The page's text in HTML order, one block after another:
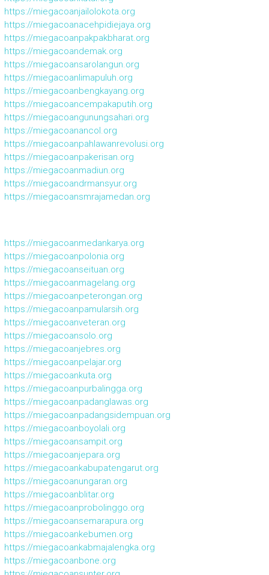
https://miegacoanjailolokota.org
https://miegacoanacehpidiejaya.org
https://miegacoanpakpakbharat.org
https://miegacoandemak.org
https://miegacoansarolangun.org
https://miegacoanlimapuluh.org
https://miegacoanbengkayang.org
https://miegacoancempakaputih.org
https://miegacoangunungsahari.org
https://miegacoanancol.org
https://miegacoanpahlawanrevolusi.org
https://miegacoanpakerisan.org
https://miegacoanmadiun.org
https://miegacoandrmansyur.org
https://miegacoansmrajamedan.org
https://miegacoanmedankarya.org
https://miegacoanpolonia.org
https://miegacoanseituan.org
https://miegacoanmagelang.org
https://miegacoanpeterongan.org
https://miegacoanpamularsih.org
https://miegacoanveteran.org
https://miegacoansolo.org
https://miegacoanjebres.org
https://miegacoanpelajar.org
https://miegacoankuta.org
https://miegacoanpurbalingga.org
https://miegacoanpadanglawas.org
https://miegacoanpadangsidempuan.org
https://miegacoanboyolali.org
https://miegacoansampit.org
https://miegacoanjepara.org
https://miegacoankabupatengarut.org
https://miegacoanungaran.org
https://miegacoanblitar.org
https://miegacoanprobolinggo.org
https://miegacoansemarapura.org
https://miegacoankebumen.org
https://miegacoankabmajalengka.org
https://miegacoanbone.org